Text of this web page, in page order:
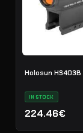
Holosun HS403B
IN STOCK
224.46€